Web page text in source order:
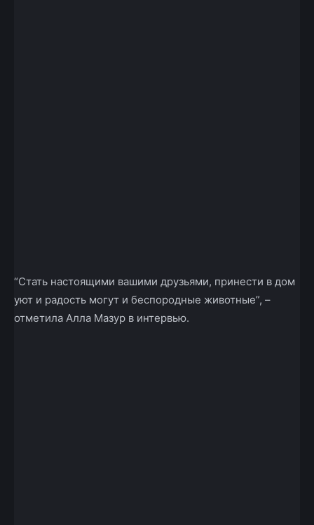
“Стать настоящими вашими друзьями, принести в дом
уют и радость могут и беспородные животные”, –
отметила Алла Мазур в интервью.